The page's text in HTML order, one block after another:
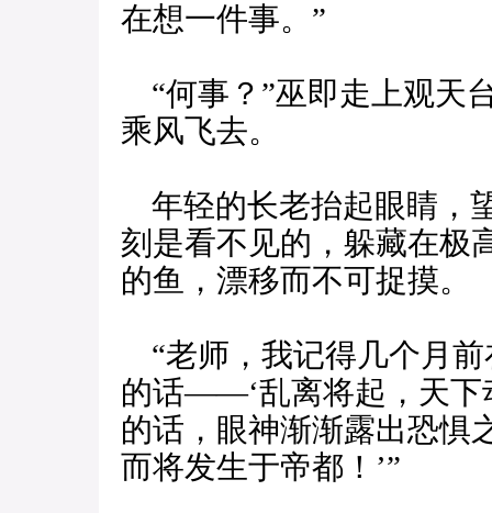
在想一件事。”
“何事？”巫即走上观天
乘风飞去。
年轻的长老抬起眼睛，
刻是看不见的，躲藏在极
的鱼，漂移而不可捉摸。
“老师，我记得几个月
的话——‘乱离将起，天下
的话，眼神渐渐露出恐惧
而将发生于帝都！’”